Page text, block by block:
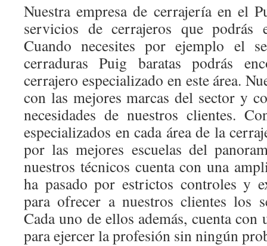
Nuestra empresa de cerrajería en el
servicios de cerrajeros que podrás
Cuando necesites por ejemplo el
cerraduras Puig baratas podrás
cerrajero especializado en este área.
con las mejores marcas del sector y
necesidades de nuestros clientes.
especializados en cada área de la
por las mejores escuelas del
nuestros técnicos cuenta con una
ha pasado por estrictos controles y
para ofrecer a nuestros clientes los
Cada uno de ellos además, cuenta
para ejercer la profesión sin ningún